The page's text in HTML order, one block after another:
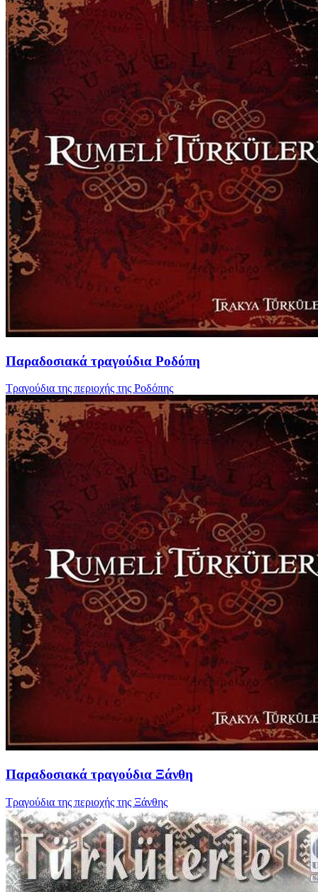
Παραδοσιακά τραγούδια Ροδόπη
Τραγούδια της περιοχής της Ροδόπης
Παραδοσιακά τραγούδια Ξάνθη
Τραγούδια της περιοχής της Ξάνθης